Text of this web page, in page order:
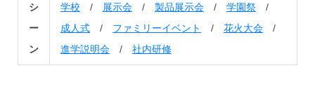
シ
ー
ン
学校 / 展示会/ 製品展示会/ 学園祭/
成人式/ ファミリーイベント / 花火大会/
進学説明会/ 社内研修